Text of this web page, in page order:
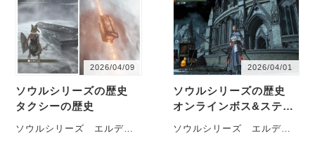
ELDEN
RING_20260501092410 デ
モンズソウル メフ…
売ってたり、話してみると
いい奴だったりヒロイン…
2026/04/09
ソウルシリーズの歴史
タクシーの歴史
ソウルシリーズ エルデ
2026/04/01
ソウルシリーズの歴史
オンラインボス&ステー
ソウルシリーズ エルデン